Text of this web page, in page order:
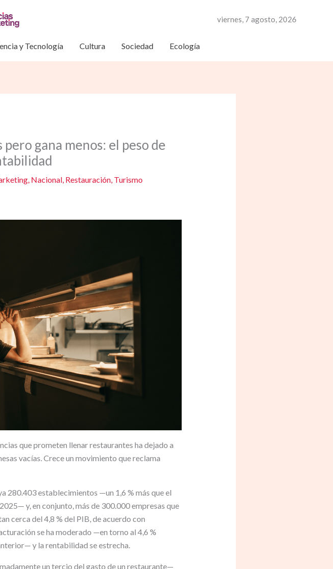
viernes, 7 agosto, 2026
y Tecnología Cultura Sociedad Ecología
gana menos: el peso de
, Nacional, Restauración, Turismo
que prometen llenar restaurantes ha dejado a
vacías. Crece un movimiento que reclama
280.403 establecimientos —un 1,6 % más que el
y, en conjunto, más de 300.000 empresas que
cerca del 4,8 % del PIB, de acuerdo con
se ha moderado —en torno al 4,6 %
y la rentabilidad se estrecha.
un tercio del gasto de un restaurante—